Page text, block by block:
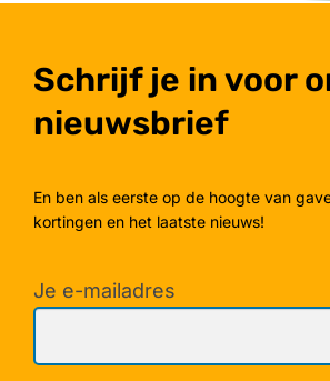
Schrijf je in voor
nieuwsbrief
En ben als eerste op de hoogte van
kortingen en het laatste nieuws!
Je e-mailadres